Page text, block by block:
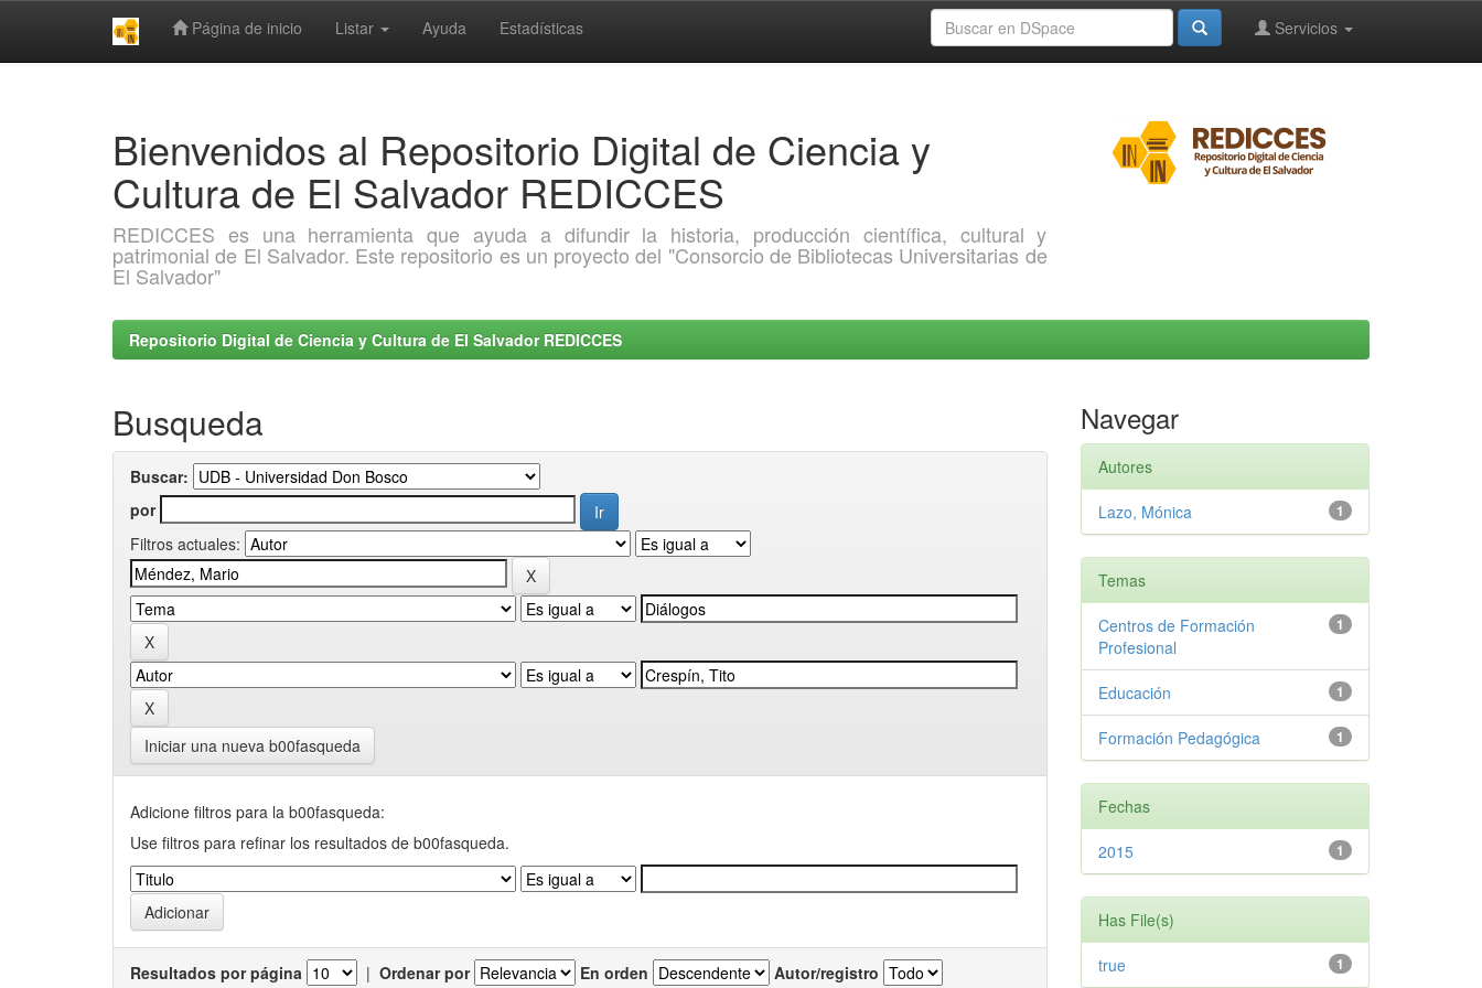
Página de inicio Listar Ayuda Estadísticas Servicios
Bienvenidos al Repositorio Digital de Ciencia y
Cultura de El Salvador REDICCES
REDICCES es una herramienta que ayuda a difundir la historia, producción científica, cultural y
patrimonial de El Salvador. Este repositorio es un proyecto del "Consorcio de Bibliotecas Universitarias de
El Salvador"
Repositorio Digital de Ciencia y Cultura de El Salvador REDICCES
Busqueda
Buscar:
por
Filtros actuales:
Iniciar una nueva b00fasqueda
Adicione filtros para la b00fasqueda:
Use filtros para refinar los resultados de b00fasqueda.
Resultados por página | Ordenar por En orden Autor/registro
Navegar
Autores
1
Lazo, Mónica
Temas
1
Centros de Formación
Profesional
1
Educación
1
Formación Pedagógica
Fechas
1
2015
Has File(s)
1
true